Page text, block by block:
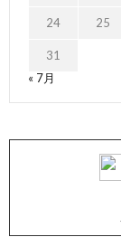
24 25
31
« 7月